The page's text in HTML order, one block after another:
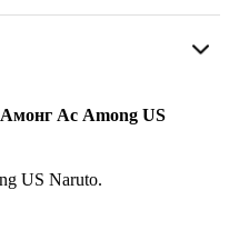
Ас Among US
US Naruto.